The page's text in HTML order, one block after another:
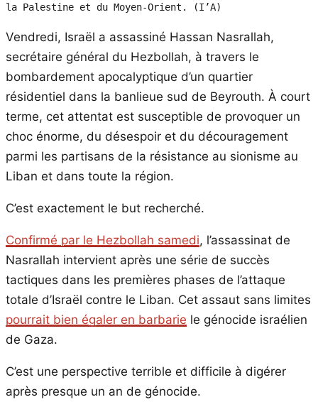
la Palestine et du Moyen-Orient. (I’A)
Vendredi, Israël a assassiné Hassan Nasrallah,
secrétaire général du Hezbollah, à travers le
bombardement apocalyptique d’un quartier
résidentiel dans la banlieue sud de Beyrouth. À court
terme, cet attentat est susceptible de provoquer un
choc énorme, du désespoir et du découragement
parmi les partisans de la résistance au sionisme au
Liban et dans toute la région.
C’est exactement le but recherché.
Confirmé par le Hezbollah samedi, l’assassinat de
Nasrallah intervient après une série de succès
tactiques dans les premières phases de l’attaque
totale d’Israël contre le Liban. Cet assaut sans limites
pourrait bien égaler en barbarie le génocide israélien
de Gaza.
C’est une perspective terrible et difficile à digérer
après presque un an de génocide.